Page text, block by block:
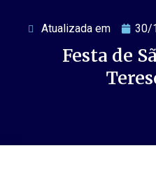
Atualizada em 30/
Festa de